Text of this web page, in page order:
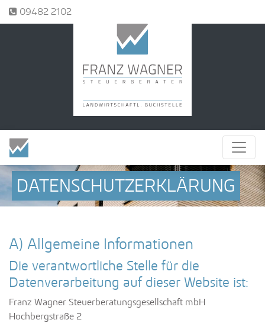
Tel.:09482 2102
DATENSCHUTZERKLÄRUNG
A) Allgemeine Informationen
Die verantwortliche Stelle für die
Datenverarbeitung auf dieser Website ist:
Franz Wagner Steuerberatungsgesellschaft mbH
Hochbergstraße 2